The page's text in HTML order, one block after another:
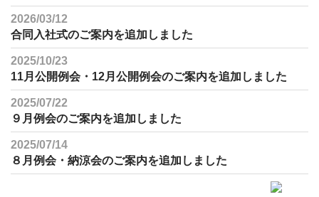
2026/03/12
合同入社式のご案内を追加しました
2025/10/23
11月公開例会・12月公開例会のご案内を追加しました
2025/07/22
９月例会のご案内を追加しました
2025/07/14
８月例会・納涼会のご案内を追加しました